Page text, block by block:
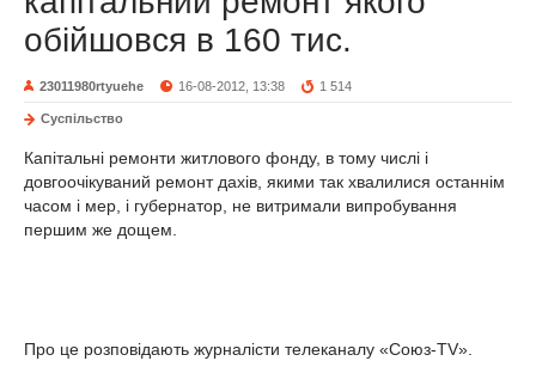
обійшовся в 160 тис.
23011980rtyuehe 16-08-2012, 13:38 1 514
Суспільство
Капітальні ремонти житлового фонду, в тому числі і
довгоочікуваний ремонт дахів, якими так хвалилися останнім
часом і мер, і губернатор, не витримали випробування
першим же дощем.
Про це розповідають журналісти телеканалу «Союз-TV».